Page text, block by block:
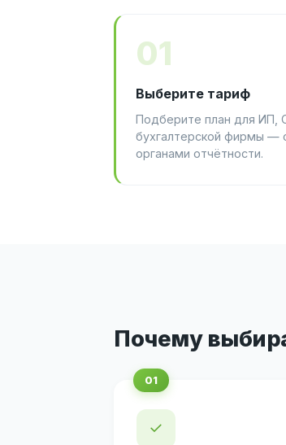
01
Выберите тариф
Подберите план для ИП,
бухгалтерской фирмы —
органами отчётности.
Почему
✓